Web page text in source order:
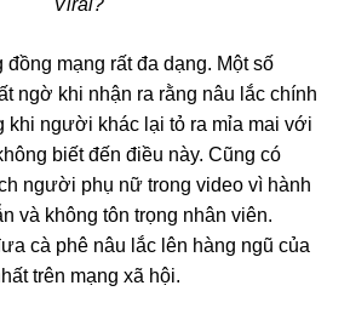
mạng rất đa dạng. Một số
ngờ khi nhận ra rằng nâu lắc chính
khi người khác lại tỏ ra mỉa mai với
biết đến điều này. Cũng có
người phụ nữ trong video vì hành
và không tôn trọng nhân viên.
cà phê nâu lắc lên hàng ngũ của
trên mạng xã hội.